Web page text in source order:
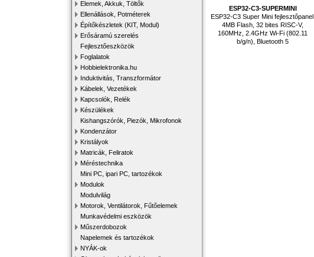
Elemek, Akkuk, Töltők
Ellenállások, Potméterek
Építőkészletek (KIT, Modul)
Erősáramú szerelés
Fejlesztőeszközök
Foglalatok
Hobbielektronika.hu
Induktivitás, Transzformátor
Kábelek, Vezetékek
Kapcsolók, Relék
Készülékek
Kishangszórók, Piezók, Mikrofonok
Kondenzátor
Kristályok
Matricák, Feliratok
Méréstechnika
Mini PC, ipari PC, tartozékok
Modulok
Modulvilág
Motorok, Ventilátorok, Fűtőelemek
Munkavédelmi eszközök
Műszerdobozok
Napelemek és tartozékok
NYÁK-ok
ESP32-C3-SUPERMINI
ESP32-C3 Super Mini fejlesztőpanel,
4MB Flash, 32 bites RISC-V,
160MHz, 2.4GHz Wi-Fi (802.11
b/g/n), Bluetooth 5